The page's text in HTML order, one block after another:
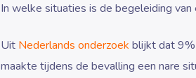
In welke situaties is de begeleiding
Uit Nederlands onderzoek blijkt dat 9%
maakte tijdens de bevalling een nare